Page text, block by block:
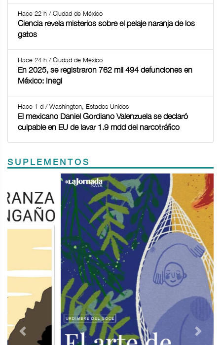
Hace 22 h / Ciudad de México
Ciencia revela misterios sobre el pelaje naranja de los
gatos
Hace 24 h / Ciudad de México
En 2025, se registraron 762 mil 494 defunciones en
México: Inegi
Hace 1 d / Washington, Estados Unidos
El mexicano Daniel Gordiano Valenzuela se declaró
culpable en EU de lavar 1.9 mdd del narcotráfico
SUPLEMENTOS
Previous Next